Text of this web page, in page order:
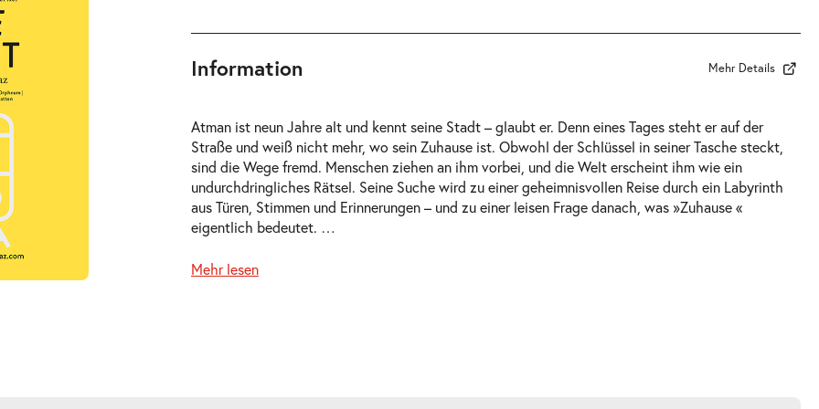
Information Mehr Details
Atman ist neun Jahre alt und kennt seine Stadt – glaubt er. Denn eines Tages steht er auf der
Straße und weiß nicht mehr, wo sein Zuhause ist. Obwohl der Schlüssel in seiner Tasche steckt,
sind die Wege fremd. Menschen ziehen an ihm vorbei, und die Welt erscheint ihm wie ein
undurchdringliches Rätsel. Seine Suche wird zu einer geheimnisvollen Reise durch ein Labyrinth
aus Türen, Stimmen und Erinnerungen – und zu einer leisen Frage danach, was »Zuhause «
eigentlich bedeutet. …
Mehr lesen